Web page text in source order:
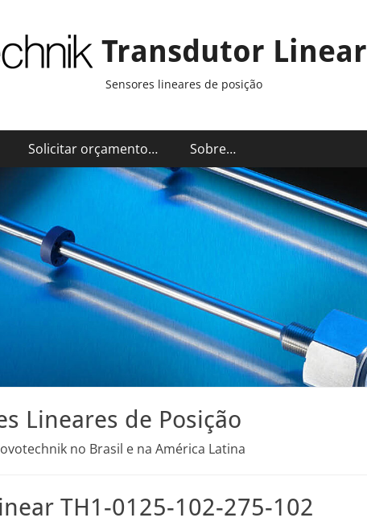
Transdutor Linear
Sensores lineares de posição
Solicitar orçamento… Sobre…
Lineares de Posição
no Brasil e na América Latina
TH1-0125-102-275-102